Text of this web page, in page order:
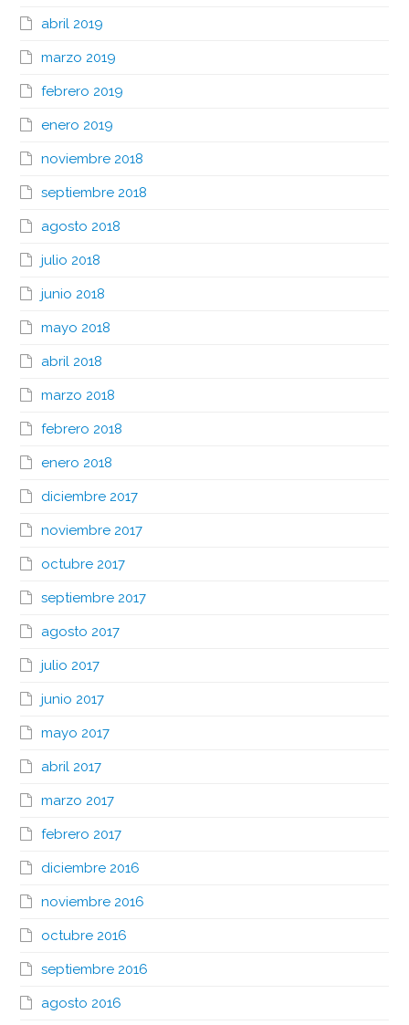
abril 2019
marzo 2019
febrero 2019
enero 2019
noviembre 2018
septiembre 2018
agosto 2018
julio 2018
junio 2018
mayo 2018
abril 2018
marzo 2018
febrero 2018
enero 2018
diciembre 2017
noviembre 2017
octubre 2017
septiembre 2017
agosto 2017
julio 2017
junio 2017
mayo 2017
abril 2017
marzo 2017
febrero 2017
diciembre 2016
noviembre 2016
octubre 2016
septiembre 2016
agosto 2016